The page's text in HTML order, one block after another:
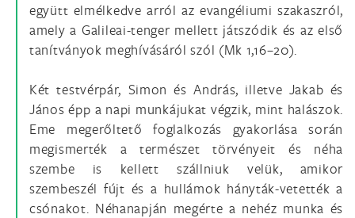
együtt elmélkedve arról az evangéliumi szakaszról,
amely a Galileai-tenger mellett játszódik és az első
tanítványok meghívásáról szól (Mk 1,16–20).
Két testvérpár, Simon és András, illetve Jakab és
János épp a napi munkájukat végzik, mint halászok.
Eme megerőltető foglalkozás gyakorlása során
megismerték a természet törvényeit és néha
szembe is kellett szállniuk velük, amikor
szembeszél fújt és a hullámok hányták-vetették a
csónakot. Néhanapján megérte a nehéz munka és